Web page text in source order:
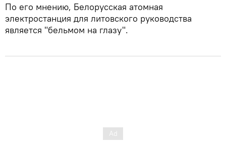
По его мнению, Белорусская атомная
электростанция для литовского руководства
является "бельмом на глазу".